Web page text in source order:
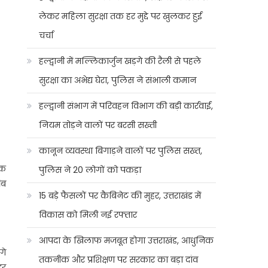
लेकर महिला सुरक्षा तक हर मुद्दे पर खुलकर हुई
चर्चा
हल्द्वानी में मल्लिकार्जुन खड़गे की रैली से पहले
सुरक्षा का अभेद्य घेरा, पुलिस ने संभाली कमान
हल्द्वानी संभाग में परिवहन विभाग की बड़ी कार्रवाई,
नियम तोड़ने वालों पर बरसी सख्ती
कानून व्यवस्था बिगाड़ने वालों पर पुलिस सख्त,
पुलिस ने 20 लोगों को पकड़ा
15 बड़े फैसलों पर कैबिनेट की मुहर, उत्तराखंड में
विकास को मिली नई रफ्तार
आपदा के खिलाफ मजबूत होगा उत्तराखंड, आधुनिक
तकनीक और प्रशिक्षण पर सरकार का बड़ा दांव